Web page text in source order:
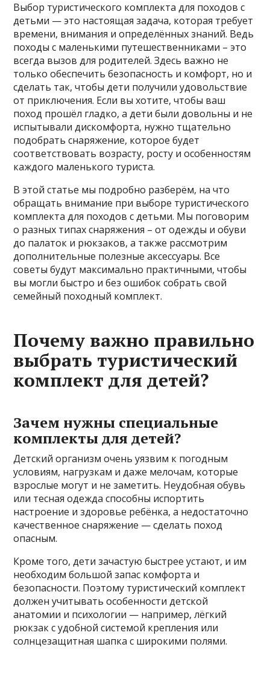
Выбор туристического комплекта для походов с
детьми — это настоящая задача, которая требует
времени, внимания и определённых знаний. Ведь
походы с маленькими путешественниками – это
всегда вызов для родителей. Здесь важно не
только обеспечить безопасность и комфорт, но и
сделать так, чтобы дети получили удовольствие
от приключения. Если вы хотите, чтобы ваш
поход прошёл гладко, а дети были довольны и не
испытывали дискомфорта, нужно тщательно
подобрать снаряжение, которое будет
соответствовать возрасту, росту и особенностям
каждого маленького туриста.
В этой статье мы подробно разберём, на что
обращать внимание при выборе туристического
комплекта для походов с детьми. Мы поговорим
о разных типах снаряжения – от одежды и обуви
до палаток и рюкзаков, а также рассмотрим
дополнительные полезные аксессуары. Все
советы будут максимально практичными, чтобы
вы могли быстро и без ошибок собрать свой
семейный походный комплект.
Почему важно правильно
выбрать туристический
комплект для детей?
Зачем нужны специальные
комплекты для детей?
Детский организм очень уязвим к погодным
условиям, нагрузкам и даже мелочам, которые
взрослые могут и не заметить. Неудобная обувь
или тесная одежда способны испортить
настроение и здоровье ребёнка, а недостаточно
качественное снаряжение — сделать поход
опасным.
Кроме того, дети зачастую быстрее устают, и им
необходим большой запас комфорта и
безопасности. Поэтому туристический комплект
должен учитывать особенности детской
анатомии и психологии — например, лёгкий
рюкзак с удобной системой крепления или
солнцезащитная шапка с широкими полями.